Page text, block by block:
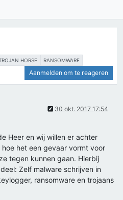
HORSE RANSOMWARE
Aanmelden om te reageren
30 okt. 2017 17:54
Heer en wij willen er achter
het een gevaar vormt voor
tegen kunnen gaan. Hierbij
Zelf malware schrijven in
ransomware en trojaans